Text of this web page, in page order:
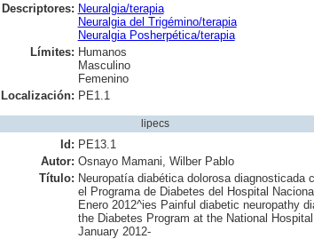
Descriptores: Neuralgia/terapia
Neuralgia del Trigémino/terapia
Neuralgia Posherpética/terapia
Límites: Humanos
Masculino
Femenino
Localización: PE1.1
lipecs
Id: PE13.1
Autor: Osnayo Mamani, Wilber Pablo
Título: Neuropatía diabética dolorosa
el Programa de Diabetes del Hospital
Enero 2012^ies Painful diabetic neuropathy
the Diabetes Program at the National
January 2012-